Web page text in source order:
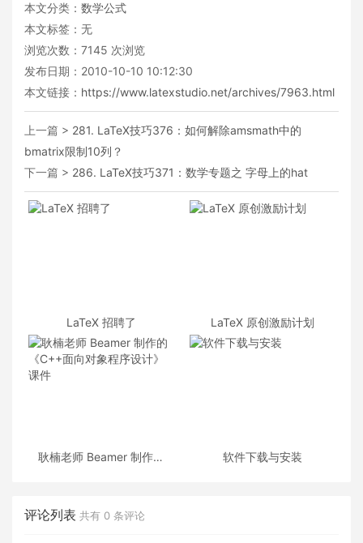
本文分类： 数学公式
本文标签：无
浏览次数： 7145 次浏览
发布日期：2010-10-10 10:12:30
本文链接： https://www.latexstudio.net/archives/7963.html
上一篇 > 281. LaTeX技巧376：如何解除amsmath中的
bmatrix限制10列？
下一篇 > 286. LaTeX技巧371：数学专题之 字母上的hat
LaTeX 招聘了 LaTeX 原创激励计划
耿楠老师 Beamer 制作的
软件下载与安装
评论列表 共有 0 条评论